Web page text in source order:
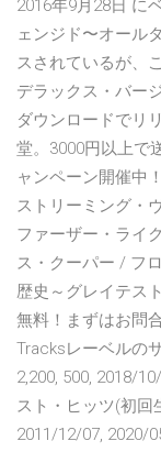
2016年9月28日 に
ェンジド〜オール
スされているが、
デラックス・バー
ダウンロードでリ
堂。3000円以上で
ャンペーン開催中
ストリーミング・
ファーザー・ライ
ス・クーパー / フ
歴史～グレイテス
無料！まずはお問
Tracksレーベルの
2,200, 500, 2018/
スト・ヒッツ(初回
2011/12/07, 2020/